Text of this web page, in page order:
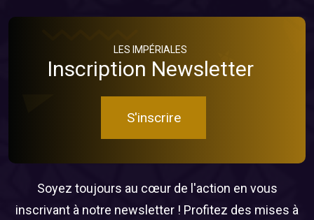
LES IMPÉRIALES
Inscription Newsletter
S'inscrire
Soyez toujours au cœur de l'action en vous
inscrivant à notre newsletter ! Profitez des mises à